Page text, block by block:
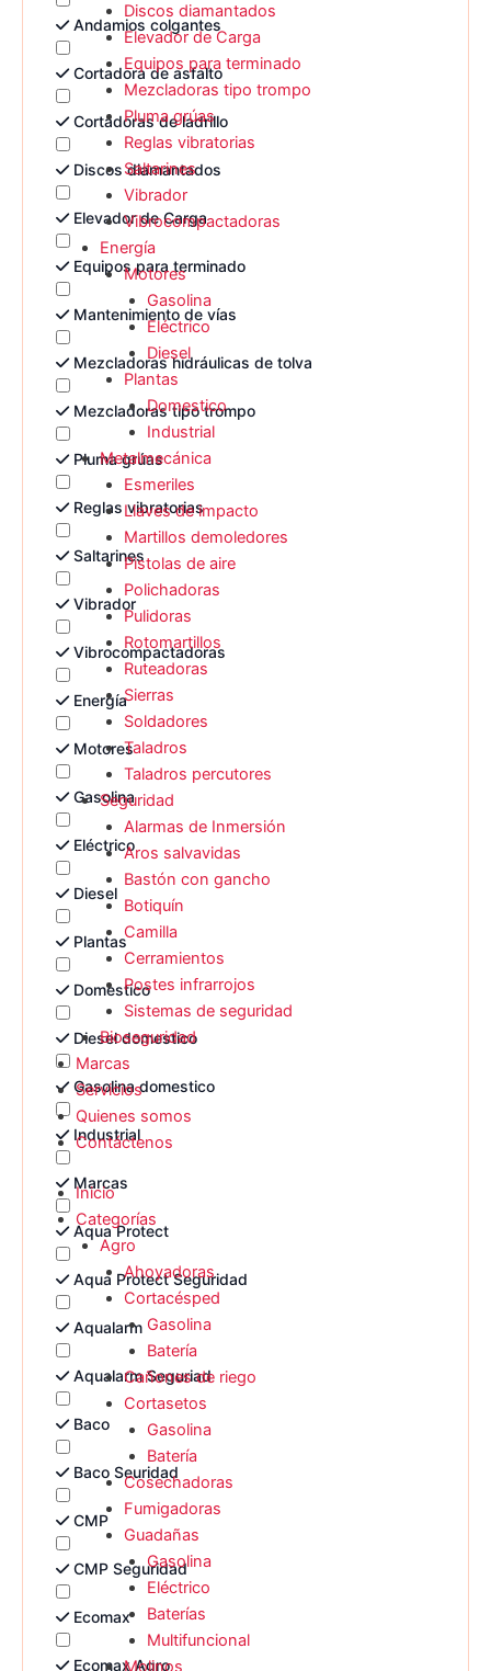
Andamios colgantes
Cortadora de asfalto
Cortadoras de ladrillo
Discos diamantados
Elevador de Carga
Equipos para terminado
Mantenimiento de vías
Mezcladoras hidráulicas de tolva
Mezcladoras tipo trompo
Pluma grúas
Reglas vibratorias
Saltarines
Vibrador
Vibrocompactadoras
Energía
Motores
Gasolina
Eléctrico
Diesel
Plantas
Domestico
Diesel domestico
Gasolina domestico
Industrial
Marcas
Aqua Protect
Aqua Protect Seguridad
Aqualarm
Aqualarm Seguriad
Baco
Baco Seuridad
CMP
CMP Seguridad
Ecomax
Ecomax Agro
Discos diamantados
Elevador de Carga
Equipos para terminado
Mezcladoras tipo trompo
Pluma grúas
Reglas vibratorias
Saltarines
Vibrador
Vibrocompactadoras
Energía
Motores
Gasolina
Eléctrico
Diesel
Plantas
Domestico
Industrial
Metalmecánica
Esmeriles
Llaves de impacto
Martillos demoledores
Pistolas de aire
Polichadoras
Pulidoras
Rotomartillos
Ruteadoras
Sierras
Soldadores
Taladros
Taladros percutores
Seguridad
Alarmas de Inmersión
Aros salvavidas
Bastón con gancho
Botiquín
Camilla
Cerramientos
Postes infrarrojos
Sistemas de seguridad
Bioseguridad
Marcas
Servicios
Quienes somos
Contáctenos
Inicio
Categorías
Agro
Ahoyadoras
Cortacésped
Gasolina
Batería
Cañones de riego
Cortasetos
Gasolina
Batería
Cosechadoras
Fumigadoras
Guadañas
Gasolina
Eléctrico
Baterías
Multifuncional
Molinos